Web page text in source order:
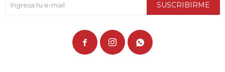
SUSCRIBIRME
  